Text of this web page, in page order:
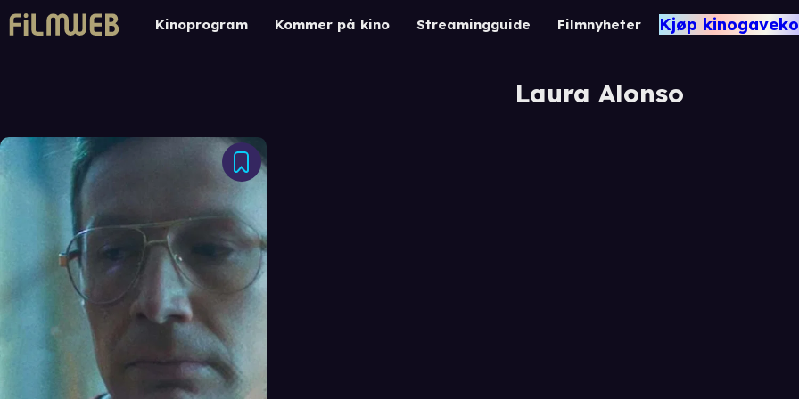
Kinoprogram Kommer på kino Streamingguide Filmnyheter Kjøp
Laura Alonso